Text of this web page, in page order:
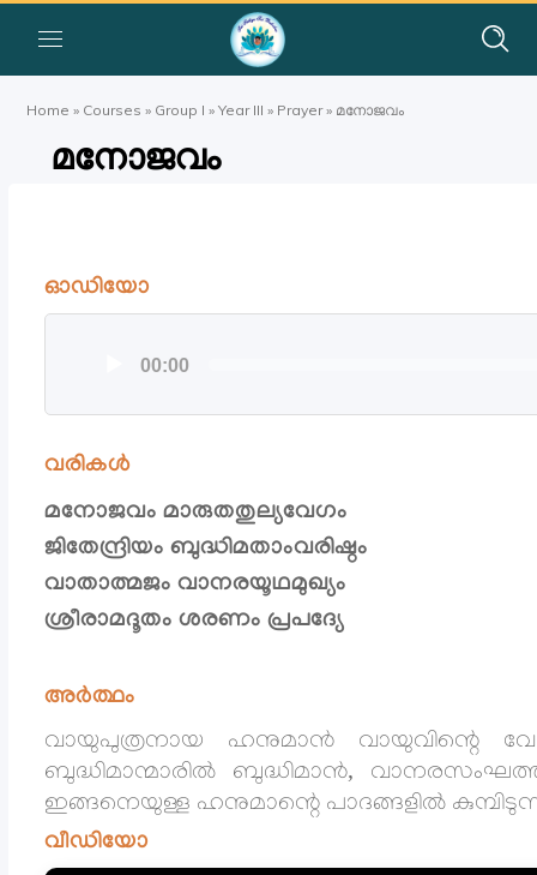
Home » Courses » Group I »Year III » Prayer» മനോജവം
മനോജവം
ഓഡിയോ
ഓഡിയോ
00:00
വരികൾ
മനോജവം മാരുതതുല്യവേഗം
ജിതേന്ദ്രിയം ബുദ്ധിമതാംവരിഷ്ഠം
വാതാത്മജം വാനരയൂഥമുഖ്യം
ശ്രീരാമദൂതം ശരണം പ്രപദ്യേ
അർത്ഥം
വായുപുത്രനായ ഹനുമാൻ വായുവിന്റെ
ബുദ്ധിമാന്മാരിൽ ബുദ്ധിമാൻ,
ഇങ്ങനെയുള്ള ഹനുമാന്റെ പാദങ്ങളിൽ
വീഡിയോ